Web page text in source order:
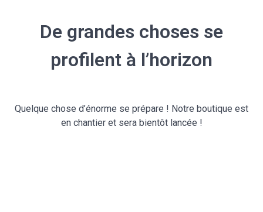
De grandes choses se
profilent à l’horizon
Quelque chose d’énorme se prépare ! Notre boutique est
en chantier et sera bientôt lancée !